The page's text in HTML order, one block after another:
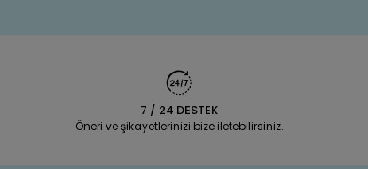
7 / 24 DESTEK
Öneri ve şikayetlerinizi bize iletebilirsiniz.